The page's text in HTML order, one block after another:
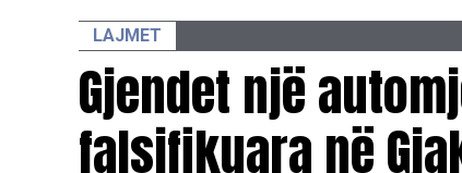
LAJMET
Gjendet një
falsifikuara në